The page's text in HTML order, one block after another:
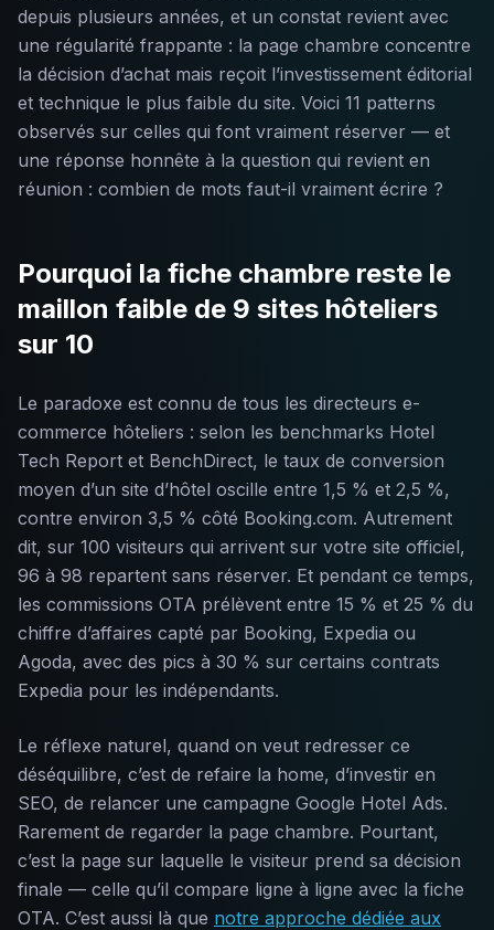
depuis plusieurs années, et un constat revient avec
une régularité frappante : la page chambre concentre
la décision d’achat mais reçoit l’investissement éditorial
et technique le plus faible du site. Voici 11 patterns
observés sur celles qui font vraiment réserver — et
une réponse honnête à la question qui revient en
réunion : combien de mots faut-il vraiment écrire ?
Pourquoi la fiche chambre reste le
maillon faible de 9 sites hôteliers
sur 10
Le paradoxe est connu de tous les directeurs e-
commerce hôteliers : selon les benchmarks Hotel
Tech Report et BenchDirect, le taux de conversion
moyen d’un site d’hôtel oscille entre 1,5 % et 2,5 %,
contre environ 3,5 % côté Booking.com. Autrement
dit, sur 100 visiteurs qui arrivent sur votre site officiel,
96 à 98 repartent sans réserver. Et pendant ce temps,
les commissions OTA prélèvent entre 15 % et 25 % du
chiffre d’affaires capté par Booking, Expedia ou
Agoda, avec des pics à 30 % sur certains contrats
Expedia pour les indépendants.
Le réflexe naturel, quand on veut redresser ce
déséquilibre, c’est de refaire la home, d’investir en
SEO, de relancer une campagne Google Hotel Ads.
Rarement de regarder la page chambre. Pourtant,
c’est la page sur laquelle le visiteur prend sa décision
finale — celle qu’il compare ligne à ligne avec la fiche
OTA. C’est aussi là que notre approche dédiée aux